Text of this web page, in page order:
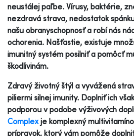
neustálej paľbe. Vírusy, baktérie,
nezdravá strava, nedostatok
našu obranyschopnosť a robí nás
ochorenia. Našťastie, existuje
imunitný systém posilniť a pomôcť
škodlivinám.
Zdravý životný štýl a vyvážená
piliermi silnej imunity. Doplniť ich
podporou v podobe výživových
Complex je komplexný
prípravok, ktorý vám pomôže